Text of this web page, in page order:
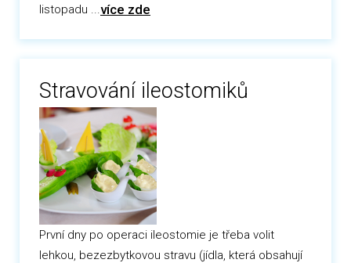
listopadu ...více zde
Stravování ileostomiků
První dny po operaci ileostomie je třeba volit
lehkou, bezezbytkovou stravu (jídla, která obsahují